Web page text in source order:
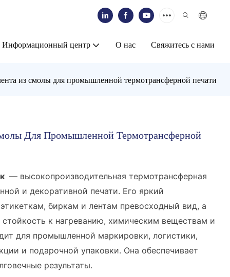
Информационный центр О нас Свяжитесь с нами
из смолы для промышленной термотрансферной печати
Для Промышленной Термотрансферной
— высокопроизводительная термотрансферная
и декоративной печати. Его яркий
биркам и лентам превосходный вид, а
к нагреванию, химическим веществам и
для промышленной маркировки, логистики,
и подарочной упаковки. Она обеспечивает
результаты.